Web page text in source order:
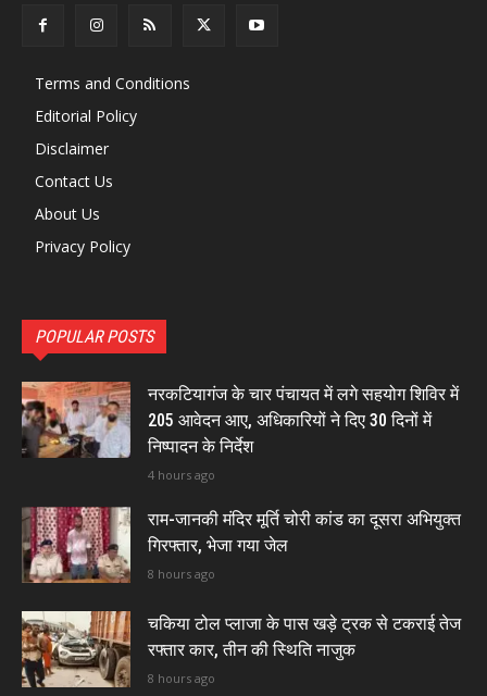
Terms and Conditions
Editorial Policy
Disclaimer
Contact Us
About Us
Privacy Policy
POPULAR POSTS
नरकटियागंज के चार पंचायत में लगे सहयोग शिविर में
205 आवेदन आए, अधिकारियों ने दिए 30 दिनों में
निष्पादन के निर्देश
4 hours ago
राम-जानकी मंदिर मूर्ति चोरी कांड का दूसरा अभियुक्त
गिरफ्तार, भेजा गया जेल
8 hours ago
चकिया टोल प्लाजा के पास खड़े ट्रक से टकराई तेज
रफ्तार कार, तीन की स्थिति नाजुक
8 hours ago